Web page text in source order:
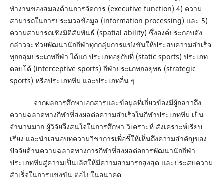
ทำงานของสมองด้านการจัดการ (executive function) 4) ความ
สามารถในการประมวลข้อมูล (information processing) และ 5)
ความสามารถเชิงมิติสัมพันธ์ (spatial ability) ซึ่งองค์ประกอบดัง
กล่าวจะช่วยพัฒนานักกีฬาทุกกลุ่มการแข่งขันให้ประสบความสำเร็จ
ทุกกลุ่มประเภทกีฬา ได้แก่ ประเภทอยู่กับที่ (static sports) ประเภท
ตอบโต้ (interceptive sports) กีฬาประเภทกลยุทธ (strategic
sports) หรือประเภททีม และประเภทอื่น ๆ
จากผลการศึกษาเอกสารและข้อมูลที่เกี่ยวข้องมีผู้กล่าวถึง
ความฉลาดทางกีฬาที่ส่งผลต่อความสำเร็จในกีฬาประเภททีม เป็น
จำนวนมาก ผู้วิจัยจึงสนใจในการศึกษา วิเคราะห์ สังเคราะห์เรียบ
เรียง และนำเสนอบทความวิชาการเพื่อชี้ให้เห็นถึงความสำคัญของ
ปัจจัยด้านความฉลาดทางการกีฬาที่ส่งผลต่อการพัฒนานักกีฬา
ประเภททีมสู่ความเป็นเลิศให้มีความสามารถสูงสุด และประสบความ
สำเร็จในการแข่งขัน ต่อไปในอนาคต